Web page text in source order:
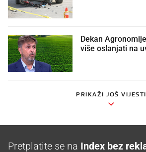
Dekan
više oslanjati na
PRIKAŽI JOŠ VIJESTI
Pretplatite se na Index bez